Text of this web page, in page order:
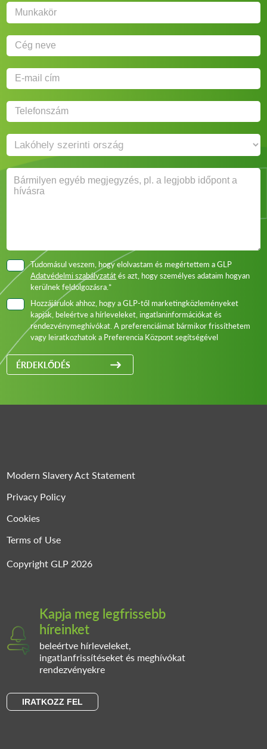
Tudomásul veszem, hogy elolvastam és megértettem a GLP
Adatvédelmi szabályzatátés azt, hogy személyes adataim hogyan
kerülnek feldolgozásra.*
Hozzájárulok ahhoz, hogy a GLP-től marketingközleményeket
kapjak, beleértve a hírleveleket, ingatlaninformációkat és
rendezvénymeghívókat. A preferenciáimat bármikor frissíthetem
vagy leiratkozhatok a Preferencia Központ segítségével
ÉRDEKLŐDÉS
Modern Slavery Act Statement
Privacy Policy
Cookies
Terms of Use
Copyright GLP 2026
Kapja meg legfrissebb
híreinket
beleértve hírleveleket,
ingatlanfrissítéseket és meghívókat
rendezvényekre
IRATKOZZ FEL